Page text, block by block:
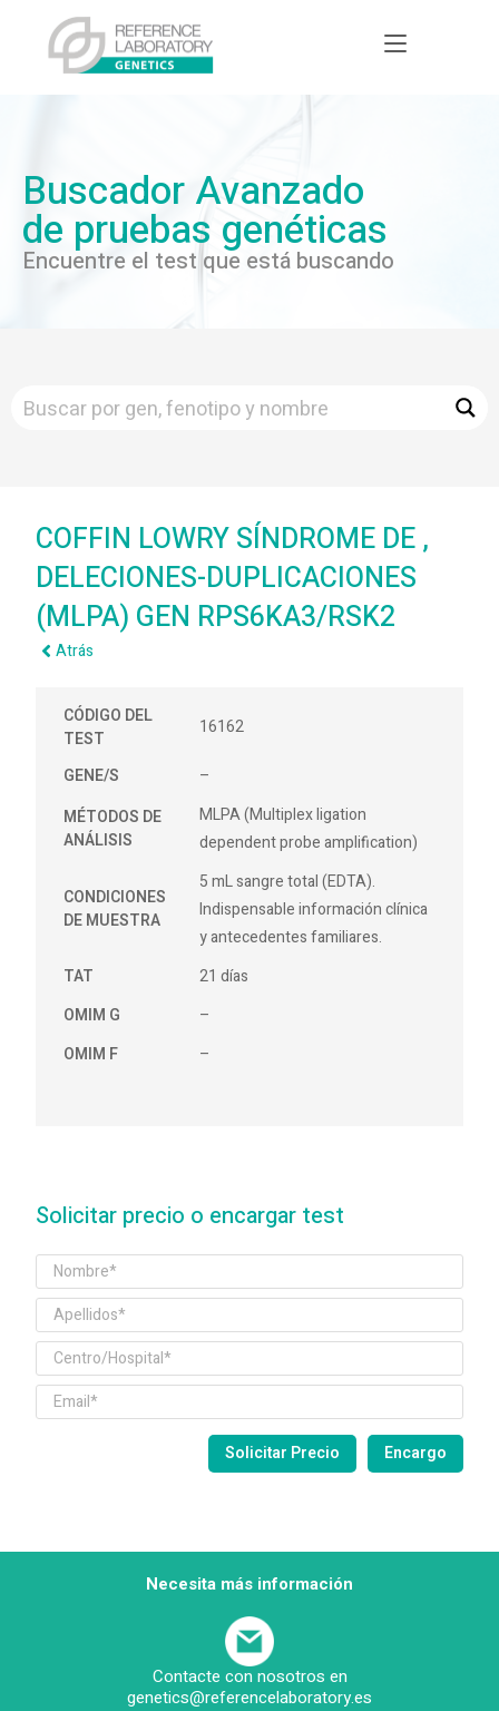
Buscador Avanzado
de pruebas genéticas
Encuentre el test que está buscando
COFFIN LOWRY SÍNDROME DE ,
DELECIONES-DUPLICACIONES
(MLPA) GEN RPS6KA3/RSK2
Atrás
CÓDIGO DEL
TEST
16162
GENE/S
–
MÉTODOS DE
ANÁLISIS
MLPA (Multiplex ligation
dependent probe amplification)
CONDICIONES
DE MUESTRA
5 mL sangre total (EDTA).
Indispensable información clínica
y antecedentes familiares.
TAT
21 días
OMIM G
–
OMIM F
–
Solicitar precio o encargar test
Necesita más información
Contacte con nosotros en
genetics@referencelaboratory.es